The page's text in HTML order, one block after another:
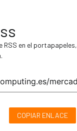
RSS en el portapapeles,
COPIAR ENLACE